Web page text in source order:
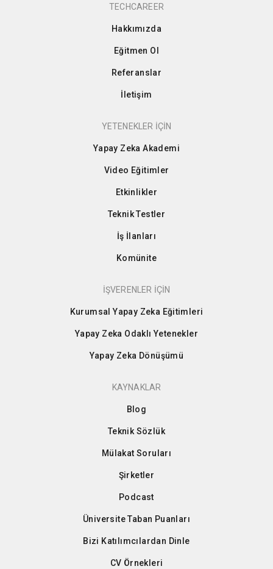
TECHCAREER
Hakkımızda
Eğitmen Ol
Referanslar
İletişim
YETENEKLER İÇİN
Yapay Zeka Akademi
Video Eğitimler
Etkinlikler
Teknik Testler
İş İlanları
Komünite
İŞVERENLER İÇİN
Kurumsal Yapay Zeka Eğitimleri
Yapay Zeka Odaklı Yetenekler
Yapay Zeka Dönüşümü
KAYNAKLAR
Blog
Teknik Sözlük
Mülakat Soruları
Şirketler
Podcast
Üniversite Taban Puanları
Bizi Katılımcılardan Dinle
CV Örnekleri